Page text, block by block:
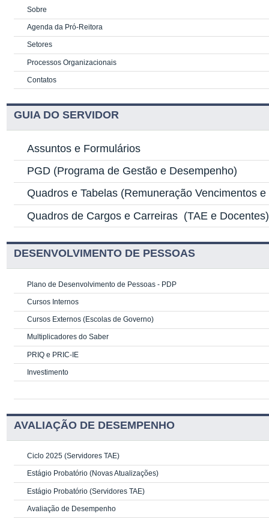
Sobre
Agenda da Pró-Reitora
Setores
Processos Organizacionais
Contatos
GUIA DO SERVIDOR
Assuntos e Formulários
PGD (Programa de Gestão e Desempenho)
Quadros e Tabelas (Remuneração Vencimentos
Quadros de Cargos e Carreiras (TAE e Docentes)
DESENVOLVIMENTO DE PESSOAS
Plano de Desenvolvimento de Pessoas - PDP
Cursos Internos
Cursos Externos (Escolas de Governo)
Multiplicadores do Saber
PRIQ e PRIC-IE
Investimento
AVALIAÇÃO DE DESEMPENHO
Ciclo 2025 (Servidores TAE)
Estágio Probatório (Novas Atualizações)
Estágio Probatório (Servidores TAE)
Avaliação de Desempenho